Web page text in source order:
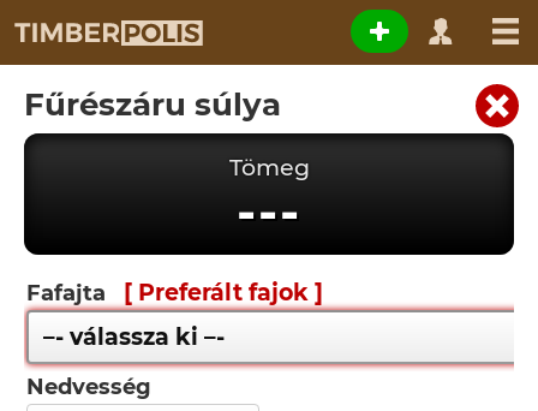
Fűrészáru súlya
Tömeg
---
Fafajta [ Preferált fajok ]
Nedvesség